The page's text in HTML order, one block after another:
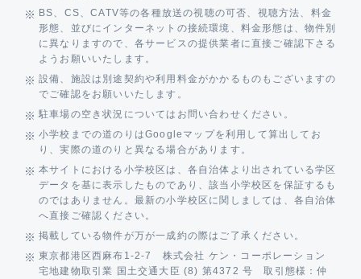
BS、CS、CATV等の各種放送の視聴の可否、視聴方法、料金
形態、並びにインターネットの接続環境、料金形態は、物件別
に異なりますので、各サービスの提供業者に直接ご確認下さる
ようお願いいたします。
設備、施設は別途契約や利用料金がかかるものもございますの
でご確認をお願いいたします。
駐車場の空き状況についてはお問い合わせください。
小学校までの道のりはGoogleマップを利用して算出してお
り、実際の道のりと異なる場合があります。
本サイトにおける小学校区は、各自治体より出されている学区
データを基に表示したものであり、該当小学校区を保証するも
のではありません。最新の小学校区に関しましては、各自治体
へ直接ご確認ください。
掲載している物件が万が一成約の際はご了承ください。
東京都港区西麻布1-2-7 株式会社 ケン・コーポレーション
宅地建物取引業 国土交通大臣 (8) 第4372 号 取引態様：仲